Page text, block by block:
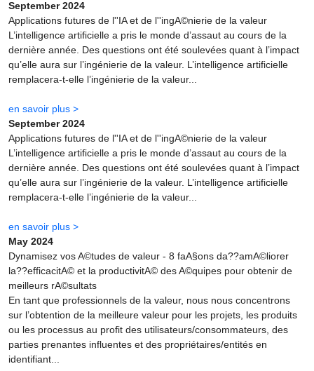
September 2024
Applications futures de l''IA et de l''ingA©nierie de la valeur
L’intelligence artificielle a pris le monde d’assaut au cours de la
dernière année. Des questions ont été soulevées quant à l’impact
qu’elle aura sur l’ingénierie de la valeur. L’intelligence artificielle
remplacera-t-elle l’ingénierie de la valeur...
en savoir plus >
September 2024
Applications futures de l''IA et de l''ingA©nierie de la valeur
L’intelligence artificielle a pris le monde d’assaut au cours de la
dernière année. Des questions ont été soulevées quant à l’impact
qu’elle aura sur l’ingénierie de la valeur. L’intelligence artificielle
remplacera-t-elle l’ingénierie de la valeur...
en savoir plus >
May 2024
Dynamisez vos A©tudes de valeur - 8 faA§ons da??amA©liorer
la??efficacitA© et la productivitA© des A©quipes pour obtenir de
meilleurs rA©sultats
En tant que professionnels de la valeur, nous nous concentrons
sur l’obtention de la meilleure valeur pour les projets, les produits
ou les processus au profit des utilisateurs/consommateurs, des
parties prenantes influentes et des propriétaires/entités en
identifiant...